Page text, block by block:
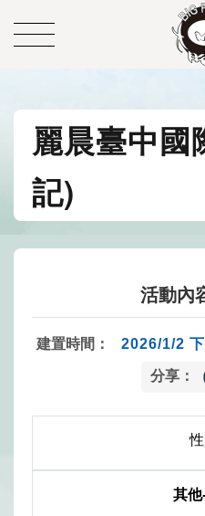
麗晨臺中國
記)
活動內
建置時間： 2026/1/2
分享：
其他